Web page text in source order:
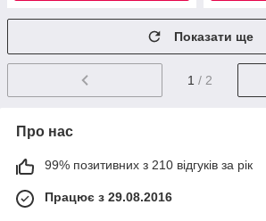
Показати ще
1 / 2
Про нас
99% позитивних з 210 відгуків за рік
Працює з 29.08.2016